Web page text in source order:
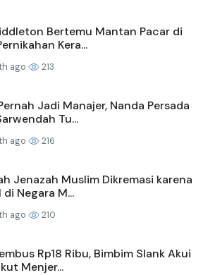
Bertemu Mantan Pacar di
Kera...
ago 213
Jadi Manajer, Nanda Persada
Tu...
ago 216
Jenazah Muslim Dikremasi karena
Negara M...
ago 210
Rp18 Ribu, Bimbim Slank Akui
Menjer...